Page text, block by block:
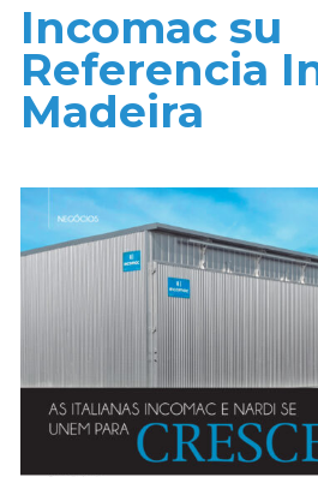
Incomac su
Referencia
Madeira